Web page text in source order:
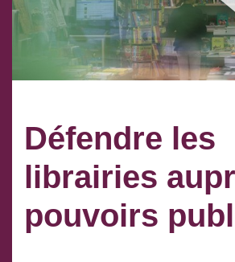
Défendre les
librairies
pouvoirs